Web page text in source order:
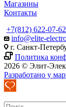
Магазины
Контакты
+7(812) 622-07-62
info@elite-
г. Санкт-
Политика
2026 © Элит-
Разработано у